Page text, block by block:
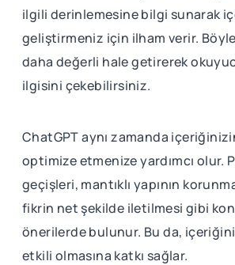
ilgili derinlemesine bilgi sunarak
geliştirmeniz için ilham verir.
daha değerli hale getirerek
ilgisini çekebilirsiniz.
ChatGPT aynı zamanda içeriğinizin
optimize etmenize yardımcı olur.
geçişleri, mantıklı yapının
fikrin net şekilde iletilmesi gibi
önerilerde bulunur. Bu da,
etkili olmasına katkı sağlar.